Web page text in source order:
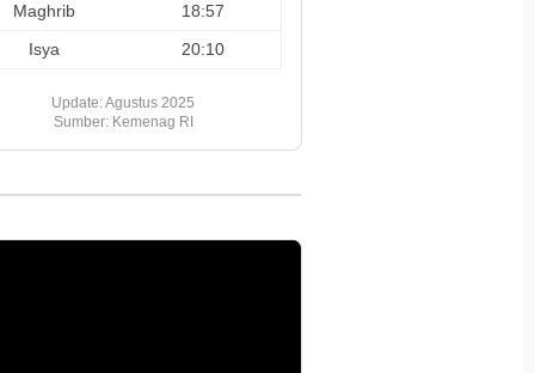
Maghrib
18:57
Isya
20:10
Update: Agustus 2025
Sumber: Kemenag RI